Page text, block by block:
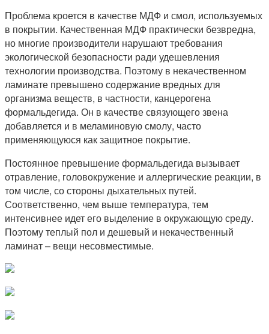
Проблема кроется в качестве МДФ и смол, используемых
в покрытии. Качественная МДФ практически безвредна,
но многие производители нарушают требования
экологической безопасности ради удешевления
технологии производства. Поэтому в некачественном
ламинате превышено содержание вредных для
организма веществ, в частности, канцерогена
формальдегида. Он в качестве связующего звена
добавляется и в меламиновую смолу, часто
применяющуюся как защитное покрытие.
Постоянное превышение формальдегида вызывает
отравление, головокружение и аллергические реакции, в
том числе, со стороны дыхательных путей.
Соответственно, чем выше температура, тем
интенсивнее идет его выделение в окружающую среду.
Поэтому теплый пол и дешевый и некачественный
ламинат – вещи несовместимые.